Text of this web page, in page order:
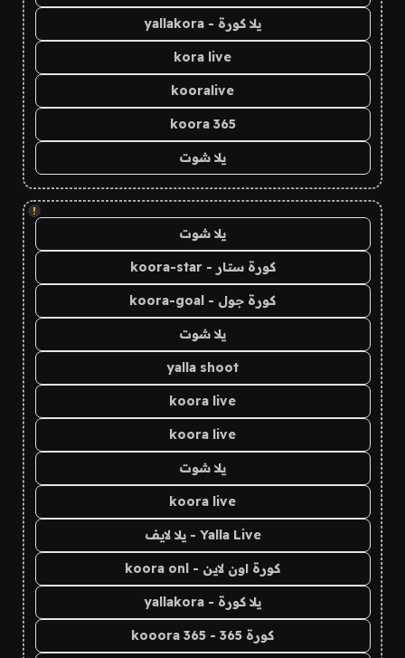
يلا كورة - yallakora
kora live
kooralive
koora 365
يلا شوت
!
يلا شوت
كورة ستار - koora-star
كورة جول - koora-goal
يلا شوت
yalla shoot
koora live
koora live
يلا شوت
koora live
Yalla Live - يلا لايف
كورة اون لاين - koora onl
يلا كورة - yallakora
كورة 365 - kooora 365